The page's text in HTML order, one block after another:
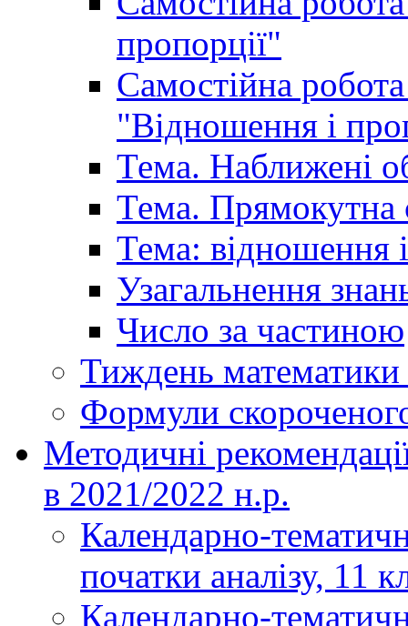
пропорції"
Самостійна
"Відношення і
Тема. Наближені
Тема. Прямокутна
Тема: відношення
Узагальнення
Число за частиною
Тиждень математики
Формули
Методичні
в 2021/2022 н.р.
Календарно-
початки аналізу, 11
Календарно-